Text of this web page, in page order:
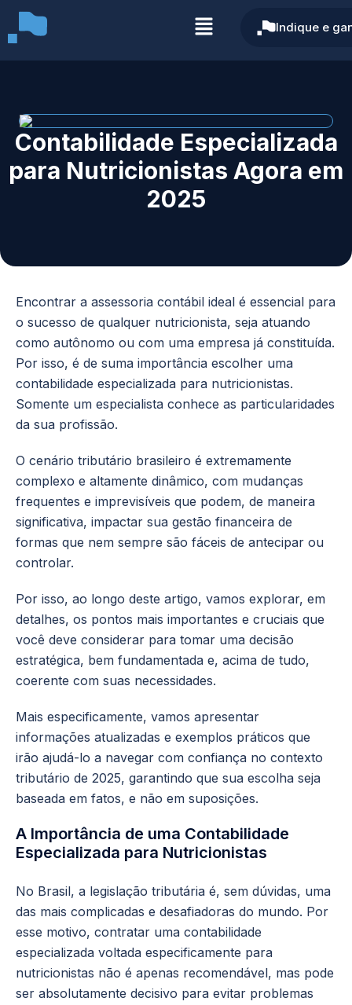
Indique e
Contabilidade Especializada
para Nutricionistas Agora em
2025
Encontrar a assessoria contábil ideal é essencial para
o sucesso de qualquer nutricionista, seja atuando
como autônomo ou com uma empresa já constituída.
Por isso, é de suma importância escolher uma
contabilidade especializada para nutricionistas.
Somente um especialista conhece as particularidades
da sua profissão.
O cenário tributário brasileiro é extremamente
complexo e altamente dinâmico, com mudanças
frequentes e imprevisíveis que podem, de maneira
significativa, impactar sua gestão financeira de
formas que nem sempre são fáceis de antecipar ou
controlar.
Por isso, ao longo deste artigo, vamos explorar, em
detalhes, os pontos mais importantes e cruciais que
você deve considerar para tomar uma decisão
estratégica, bem fundamentada e, acima de tudo,
coerente com suas necessidades.
Mais especificamente, vamos apresentar
informações atualizadas e exemplos práticos que
irão ajudá-lo a navegar com confiança no contexto
tributário de 2025, garantindo que sua escolha seja
baseada em fatos, e não em suposições.
A Importância de uma Contabilidade
Especializada para Nutricionistas
No Brasil, a legislação tributária é, sem dúvidas, uma
das mais complicadas e desafiadoras do mundo. Por
esse motivo, contratar uma contabilidade
especializada voltada especificamente para
nutricionistas não é apenas recomendável, mas pode
ser absolutamente decisivo para evitar problemas